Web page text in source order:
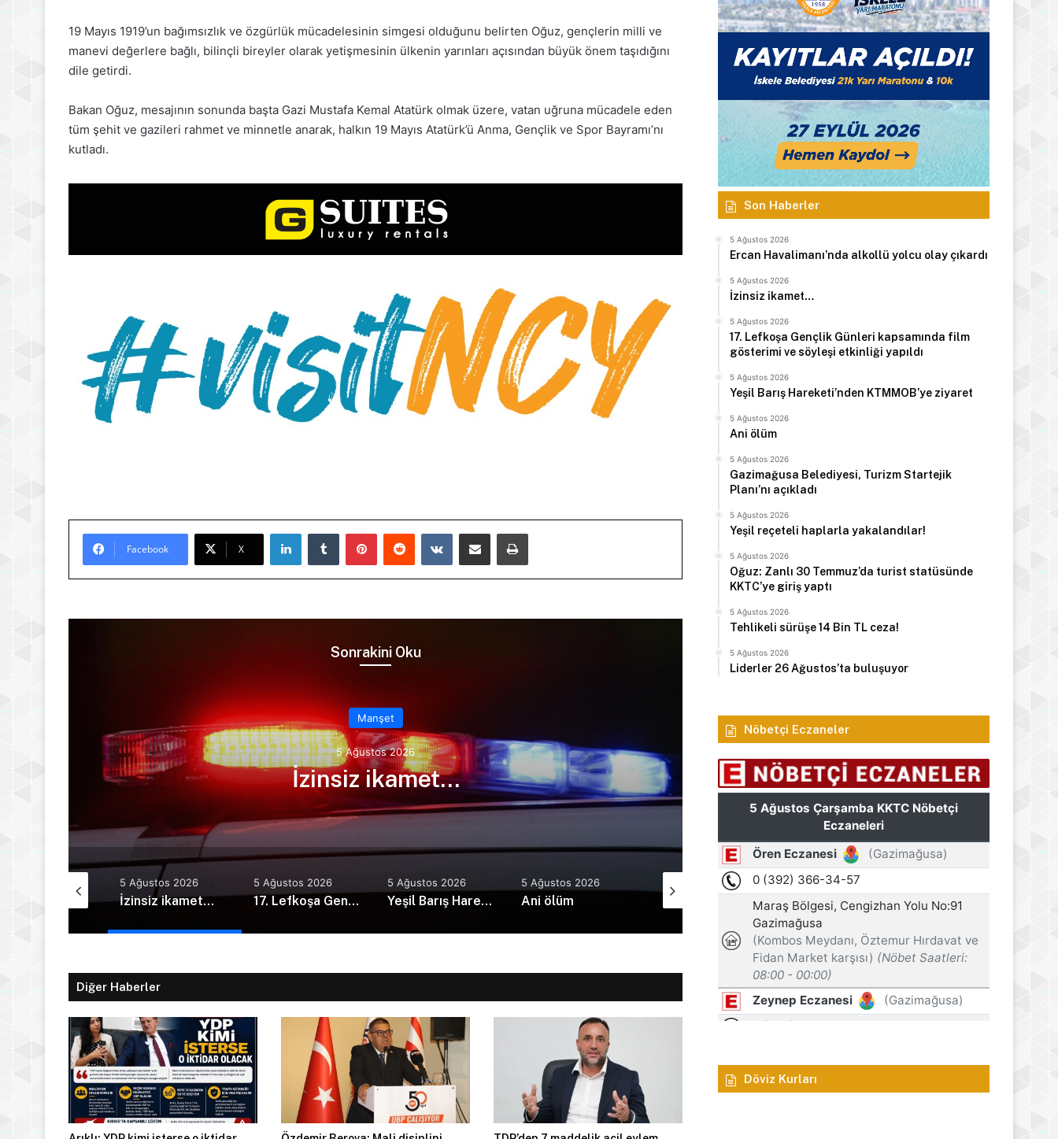
19 Mayıs 1919’un bağımsızlık ve özgürlük mücadelesinin simgesi olduğunu belirten Oğuz, gençlerin milli ve
manevi değerlere bağlı, bilinçli bireyler olarak yetişmesinin ülkenin yarınları açısından büyük önem taşıdığını
dile getirdi.
Bakan Oğuz, mesajının sonunda başta Gazi Mustafa Kemal Atatürk olmak üzere, vatan uğruna mücadele eden
tüm şehit ve gazileri rahmet ve minnetle anarak, halkın 19 Mayıs Atatürk’ü Anma, Gençlik ve Spor Bayramı’nı
kutladı.
Facebook X
LinkedInTumblr PinterestReddit VKontakteE-Posta ile paylaş Yazdır
Sonrakini Oku
Manşet
5 Ağustos 2026
İzinsiz ikamet…
17. Lefkoşa Gençlik Günleri
gösterimi ve söyleşi
Ercan Havalimanı’nda alkollü yolcu olay çıkardı
5 Ağustos 2026
İzinsiz ikamet…
5 Ağustos 2026
17. Lefkoşa Gençlik Günleri kapsamında film gösterimi ve söyleşi etkinliği yapıldı
5 Ağustos 2026
Yeşil Barış Hareketi’nden KTMMOB’ye ziyaret
5 Ağustos 2026
Ani ölüm
5 Ağustos 2026
Gazimağusa Belediyesi, Turizm Startejik Planı’nı açıkladı
5 Ağustos 2026
Yeşil reçeteli haplarla yakalandılar!
Diğer Haberler
Son Haberler
5 Ağustos 2026
Ercan Havalimanı’nda alkollü yolcu olay çıkardı
5 Ağustos 2026
İzinsiz ikamet…
5 Ağustos 2026
17. Lefkoşa Gençlik Günleri kapsamında film
gösterimi ve söyleşi etkinliği yapıldı
5 Ağustos 2026
Yeşil Barış Hareketi’nden KTMMOB’ye ziyaret
5 Ağustos 2026
Ani ölüm
5 Ağustos 2026
Gazimağusa Belediyesi, Turizm Startejik
Planı’nı açıkladı
5 Ağustos 2026
Yeşil reçeteli haplarla yakalandılar!
5 Ağustos 2026
Oğuz: Zanlı 30 Temmuz’da turist statüsünde
KKTC’ye giriş yaptı
5 Ağustos 2026
Tehlikeli sürüşe 14 Bin TL ceza!
5 Ağustos 2026
Liderler 26 Ağustos’ta buluşuyor
Nöbetçi Eczaneler
Döviz Kurları